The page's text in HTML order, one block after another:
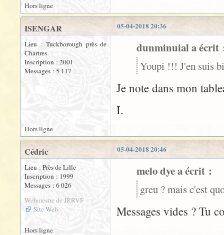
Hors ligne
05-04-2018 20:36
ISENGAR
Lieu : Tuckborough près de
Chartres
Inscription : 2001
Messages : 5 117
dunminuial a écrit
Youpi !!! J'en suis
Je note dans mon
I.
Hors ligne
05-04-2018 20:46
Cédric
Lieu : Près de Lille
Inscription : 1999
Messages : 6 026
Webmestre de JRRVF
Site Web
melo dye a écrit :
greu ? mais c'est
Messages vides ? Tu
Hors ligne